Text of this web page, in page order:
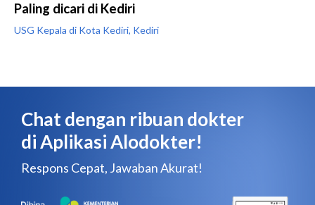
Paling dicari di Kediri
USG Kepala di Kota Kediri, Kediri